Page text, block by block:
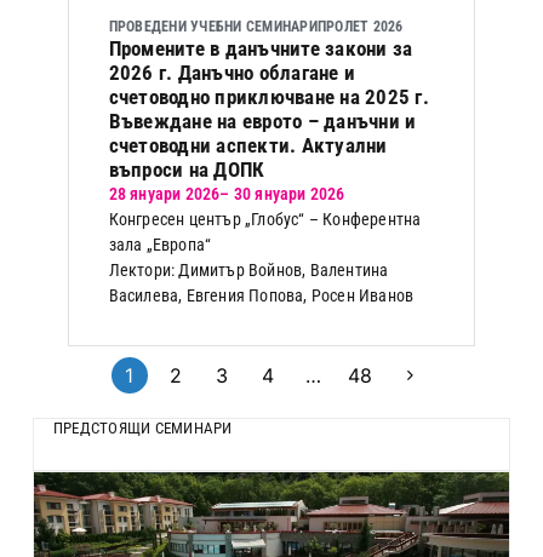
ПРОВЕДЕНИ УЧЕБНИ СЕМИНАРИПРОЛЕТ 2026
Промените в данъчните закони за
2026 г. Данъчно облагане и
счетоводно приключване на 2025 г.
Въвеждане на еврото – данъчни и
счетоводни аспекти. Актуални
въпроси на ДОПК
28 януари 2026– 30 януари 2026
Конгресен център „Глобус“ – Конферентна
зала „Европа“
Лектори: Димитър Войнов, Валентина
Василева, Евгения Попова, Росен Иванов
1 2 3 4 … 48
ПРЕДСТОЯЩИ СЕМИНАРИ